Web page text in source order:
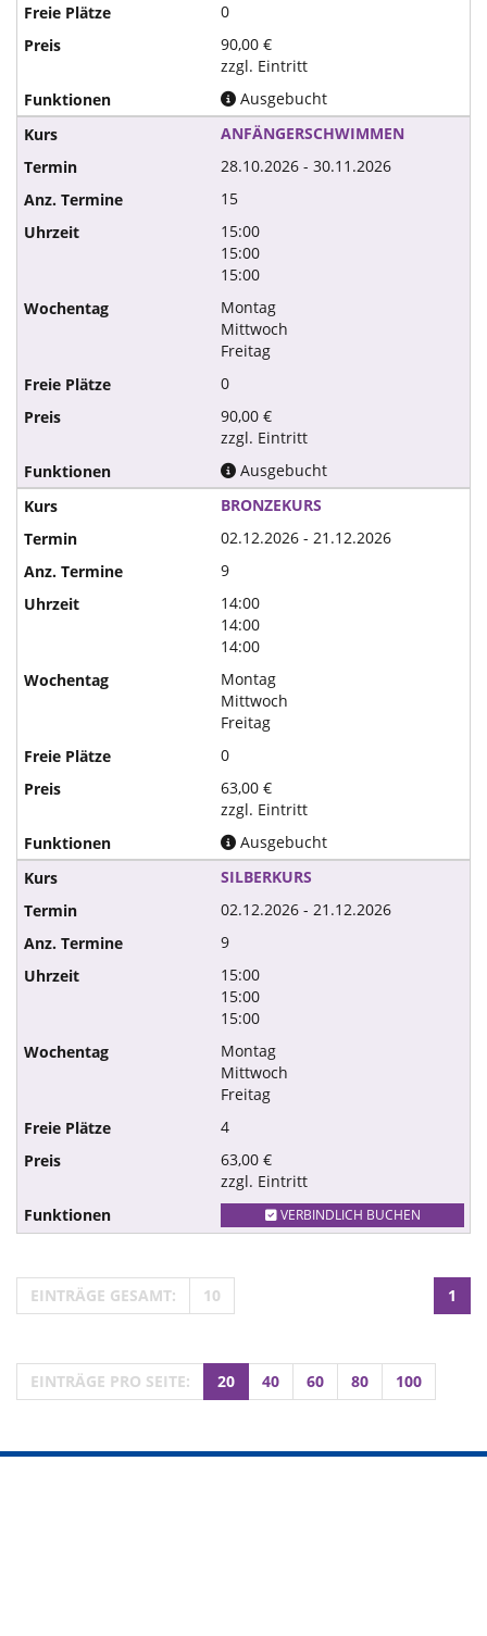
0
90,00 €
zzgl. Eintritt
Ausgebucht
ANFÄNGERSCHWIMMEN
28.10.2026 - 30.11.2026
15
15:00
15:00
15:00
Montag
Mittwoch
Freitag
0
90,00 €
zzgl. Eintritt
Ausgebucht
BRONZEKURS
02.12.2026 - 21.12.2026
9
14:00
14:00
14:00
Montag
Mittwoch
Freitag
0
63,00 €
zzgl. Eintritt
Ausgebucht
SILBERKURS
02.12.2026 - 21.12.2026
9
15:00
15:00
15:00
Montag
Mittwoch
Freitag
4
63,00 €
zzgl. Eintritt
VERBINDLICH BUCHEN
1
EINTRÄGE GESAMT: 10
EINTRÄGE PRO SEITE: 20 40 60 80 100